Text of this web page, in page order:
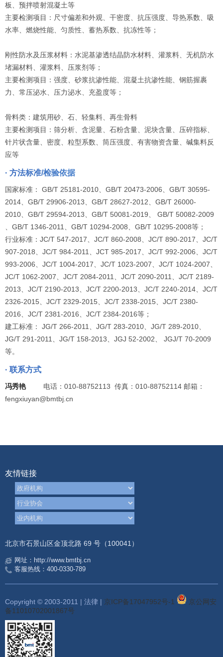
板、预拌喷射混凝土等
主要检测项目：尺寸偏差和外观、干密度、抗压强度、导热系数、吸
水率、燃烧性能、匀质性、蓄热系数、抗冻性等；
刚性防水及压浆材料：水泥基渗透结晶防水材料、灌浆料、无机防水
堵漏材料、灌浆料、压浆剂等；
主要检测项目：强度、砂浆抗渗性能、混凝土抗渗性能、钢筋握裹
力、常压泌水、压力泌水、充盈度等；
骨料类：建筑用砂、石、轻集料、再生骨料
主要检测项目：筛分析、含泥量、石粉含量、泥块含量、压碎指标、
针片状含量、密度、粒型系数、筒压强度、有害物资含量、碱集料反
应等
· 方法标准/检验依据
国家标准： GB/T 25181-2010、GB/T 20473-2006、GB/T 30595-
2014、GB/T 29906-2013、GB/T 28627-2012、GB/T 26000-
2010、GB/T 29594-2013、GB/T 50081-2019、 GB/T 50082-2009
、GB/T 1346-2011、GB/T 10294-2008、GB/T 10295-2008等；
行业标准：JC/T 547-2017、JC/T 860-2008、JC/T 890-2017、JC/T
907-2018、JC/T 984-2011、JCT 985-2017、JC/T 992-2006、JC/T
993-2006、JC/T 1004-2017、JC/T 1023-2007、JC/T 1024-2007、
JC/T 1062-2007、JC/T 2084-2011、JC/T 2090-2011、JC/T 2189-
2013、JC/T 2190-2013、JC/T 2200-2013、JC/T 2240-2014、JC/T
2326-2015、JC/T 2329-2015、JC/T 2338-2015、JC/T 2380-
2016、JC/T 2381-2016、JC/T 2384-2016等；
建工标准： JG/T 266-2011、JG/T 283-2010、JG/T 289-2010、
JG/T 291-2011、JG/T 158-2013、JGJ 52-2002、 JGJ/T 70-2009
等。
· 联系方式
冯秀艳
电话：010-88752113 传真：010-88752114 邮箱：
fengxiuyan@bmtbj.cn
友情链接
北京市石景山区金顶北路 69 号（100041）
网址：http://www.bmtbj.cn
客服热线：400-0330-789
Copyright © 2003-2011 | 法律 | 京ICP备17047952号-1
京公网安
备11010702001867号